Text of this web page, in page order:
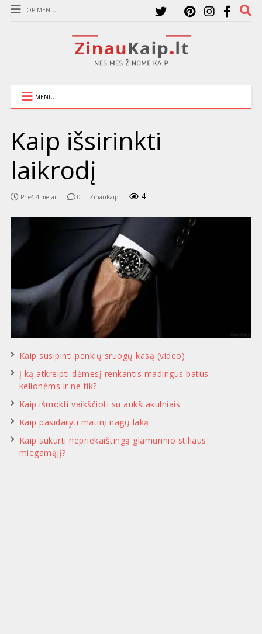
TOP MENIU
MENIU
Kaip išsirinkti
laikrodį
Prieš 4 metai 0 ZinauKaip 4
Kaip susipinti penkių sruogų kasą (video)
Į ką atkreipti dėmesį renkantis madingus batus
kelionėms ir ne tik?
Kaip išmokti vaikščioti su aukštakulniais
Kaip pasidaryti matinį nagų laką
Kaip sukurti nepriekaištingą glamūrinio stiliaus
miegamąjį?